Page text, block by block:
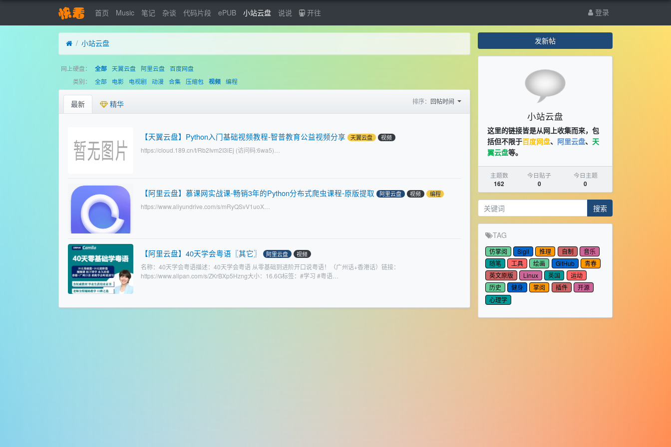
首页 Music 笔记 杂谈 代码片段 ePUB 小站云盘 说说 开往 登录
小站云盘
网上硬盘： 全部 天翼云盘 阿里云盘 百度网盘
类别：
全部 电影 电视剧 动漫 合集 压缩包 视频 编程
最新 精华 排序： 回帖时间
【天翼云盘】Python入门基础视频教程-智普教育公益视频分享 天翼云盘 视频
https://cloud.189.cn/t/Rb2Ivm2I3iEj (访问码:6wa5)…
【阿里云盘】慕课网实战课-畅销3年的Python分布式爬虫课程-原版提取 阿里云盘 视频 编程
https://www.aliyundrive.com/s/mRyQSvV1uoX…
【阿里云盘】40天学会粤语〖其它〗 阿里云盘 视频
名称：40天学会粤语描述：40天学会粤语 从零基础到进阶开口说粤语！（广州话+香港话）链接：
https://www.alipan.com/s/ZKrBXp5Hzng大小：16.6G标签：#学习 #粤语…
发新帖
小站云盘
这里的链接皆是从网上收集而来，包
括但不限于百度网盘、 阿里云盘、 天
翼云盘等。
主题数
162
今日贴子
0
今日主题
0
搜索
TAG
仿掌阅 Sigil 推理 自制
音乐
随笔
工具 绘画 GitHub
青春
英文原版
Linux 英国
运动
历史
健身 掌阅 插件
开源
心理学